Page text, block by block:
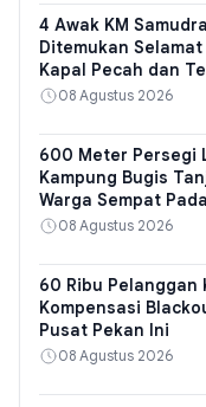
4 Awak KM
Ditemukan
Kapal Pecah dan
Kuantan
08 Agustus 2026
600 Meter Persegi
Kampung Bugis
Warga Sempat
08 Agustus 2026
60 Ribu Pelanggan
Kompensasi
Pusat Pekan Ini
08 Agustus 2026